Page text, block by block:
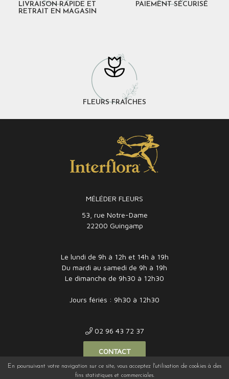
LIVRAISON RAPIDE ET
RETRAIT EN MAGASIN
PAIEMENT SÉCURISÉ
FLEURS FRAÎCHES
MÉLÉDER FLEURS
53, rue Notre-Dame
22200 Guingamp
Le lundi de 9h à 12h et 14h à 19h
Du mardi au samedi de 9h à 19h
Le dimanche de 9h30 à 12h30
Jours fériés : 9h30 à 12h30
02 96 43 72 37
CONTACT
En poursuivant votre navigation sur ce site, vous acceptez l'utilisation de cookies à des
fins statistiques et commerciales.